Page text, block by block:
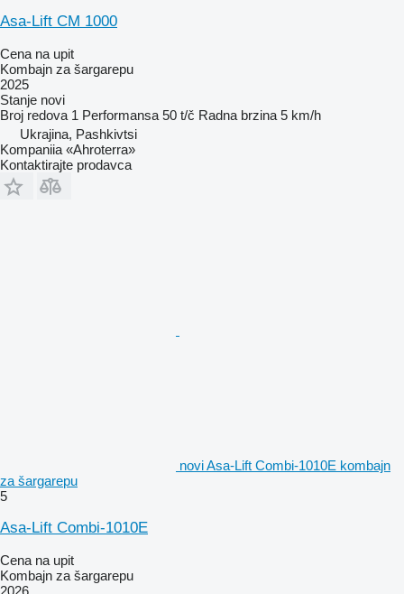
Asa-Lift CM 1000
Cena na upit
Kombajn za šargarepu
2025
Stanje novi
Broj redova 1 Performansa 50 t/č Radna brzina 5 km/h
Ukrajina, Pashkivtsi
Kompaniia «Ahroterra»
Kontaktirajte prodavca
novi Asa-Lift Combi-1010E kombajn
za šargarepu
5
Asa-Lift Combi-1010E
Cena na upit
Kombajn za šargarepu
2026